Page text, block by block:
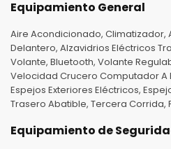
Equipamiento General
Aire Acondicionado, Climatizador,
Delantero, Alzavidrios Eléctricos
Volante, Bluetooth, Volante
Velocidad Crucero Computador A
Espejos Exteriores Eléctricos,
Trasero Abatible, Tercera Corrida,
Equipamiento de